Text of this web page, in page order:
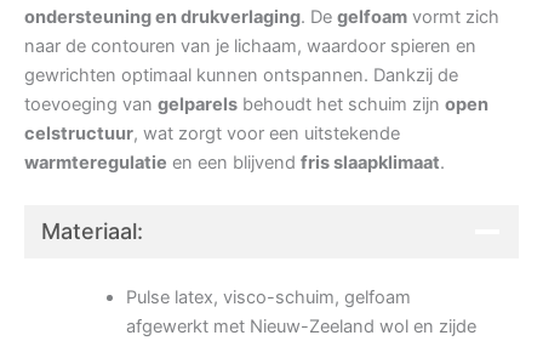
ondersteuning en drukverlaging. De gelfoam vormt zich
naar de contouren van je lichaam, waardoor spieren en
gewrichten optimaal kunnen ontspannen. Dankzij de
toevoeging van gelparels behoudt het schuim zijn open
celstructuur, wat zorgt voor een uitstekende
warmteregulatie en een blijvend fris slaapklimaat.
Materiaal:
Pulse latex, visco-schuim, gelfoam
afgewerkt met Nieuw-Zeeland wol en zijde